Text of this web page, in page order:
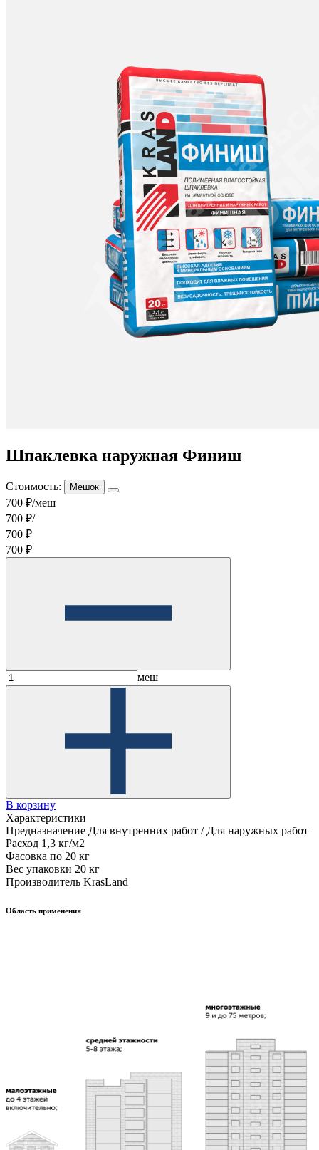
Шпаклевка наружная Финиш
Стоимость: Мешок
700 ₽/меш
700 ₽/
700 ₽
700 ₽
меш
В корзину
Характеристики
Предназначение Для внутренних работ / Для наружных работ
Расход 1,3 кг/м2
Фасовка по 20 кг
Вес упаковки 20 кг
Производитель KrasLand
Область применения